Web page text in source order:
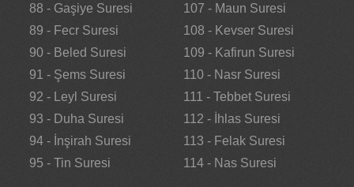
88 - Gaşiye Suresi
89 - Fecr Suresi
90 - Beled Suresi
91 - Şems Suresi
92 - Leyl Suresi
93 - Duha Suresi
94 - İnşirah Suresi
95 - Tin Suresi
107 - Maun Suresi
108 - Kevser Suresi
109 - Kafirun Suresi
110 - Nasr Suresi
111 - Tebbet Suresi
112 - İhlas Suresi
113 - Felak Suresi
114 - Nas Suresi